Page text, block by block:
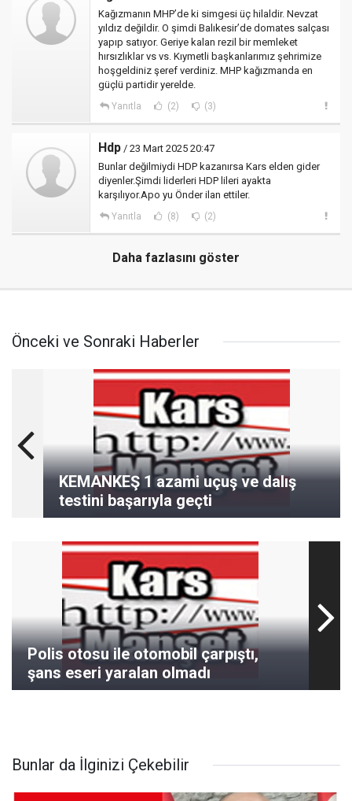
Kağızmanın MHP’de ki simgesi üç hilaldir. Nevzat
yıldız değildir. O şimdi Balıkesir’de domates salçası
yapıp satıyor. Geriye kalan rezil bir memleket
hırsızlıklar vs vs. Kıymetli başkanlarımız şehrimize
hoşgeldiniz şeref verdiniz. MHP kağızmanda en
güçlü partidir yerelde.
Yanıtla (2) (3)
Hdp / 23 Mart 2025 20:47
Bunlar değilmiydi HDP kazanırsa Kars elden gider
diyenler.Şimdi liderleri HDP lileri ayakta
karşılıyor.Apo yu Önder ilan ettiler.
Yanıtla (8) (2)
Daha fazlasını göster
Önceki ve Sonraki Haberler
KEMANKEŞ 1 azami uçuş ve dalış
testini başarıyla geçti
Polis otosu ile otomobil çarpıştı,
şans eseri yaralan olmadı
Bunlar da İlginizi Çekebilir